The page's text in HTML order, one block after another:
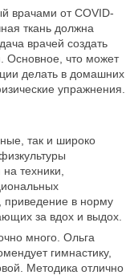
врачами от COVID-
ткань должна
врачей создать
Основное, что может
делать в домашних
упражнения.
так и широко
техники,
приведение в норму
за вдох и выдох.
много. Ольга
гимнастику,
Методика отлично